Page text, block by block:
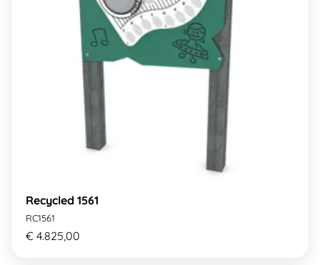
Recycled 1561
RC1561
€ 4.825,00